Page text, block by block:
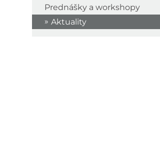
Prednášky a workshopy
Aktuality